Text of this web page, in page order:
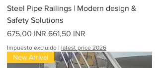
Steel Pipe Railings | Modern design &
Safety Solutions
Precio
675,00 INR Precio de oferta
661,50 INR
Impuesto excluido | latest price 2026
New Arrival